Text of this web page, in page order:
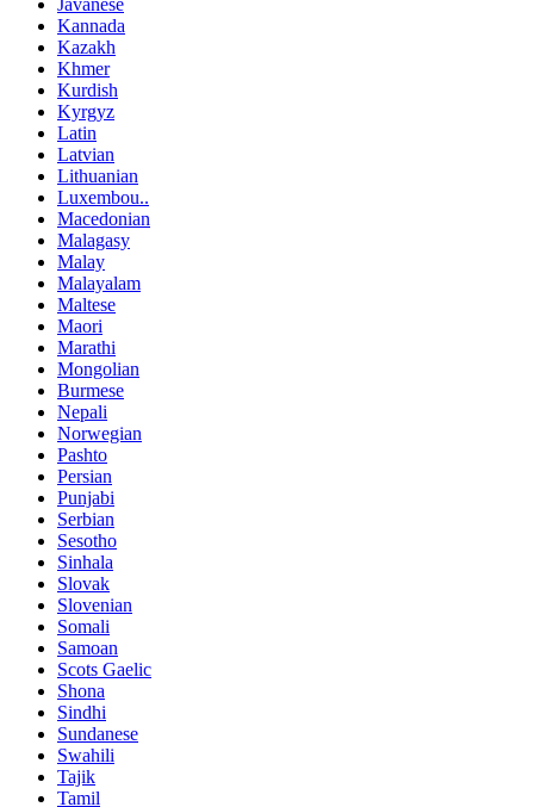
Kannada
Kazakh
Khmer
Kurdish
Kyrgyz
Latin
Latvian
Lithuanian
Luxembou..
Macedonian
Malagasy
Malay
Malayalam
Maltese
Maori
Marathi
Mongolian
Burmese
Nepali
Norwegian
Pashto
Persian
Punjabi
Serbian
Sesotho
Sinhala
Slovak
Slovenian
Somali
Samoan
Scots Gaelic
Shona
Sindhi
Sundanese
Swahili
Tajik
Tamil